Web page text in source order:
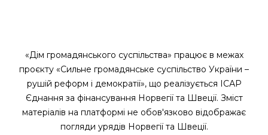
«Дім громадянського суспільства» працює в межах
проєкту «Сильне громадянське суспільство України –
рушій реформ і демократії», що реалізується ІСАР
Єднання за фінансування Норвегії та Швеції. Зміст
матеріалів на платформі не обов'язково відображає
погляди урядів Норвегії та Швеції.